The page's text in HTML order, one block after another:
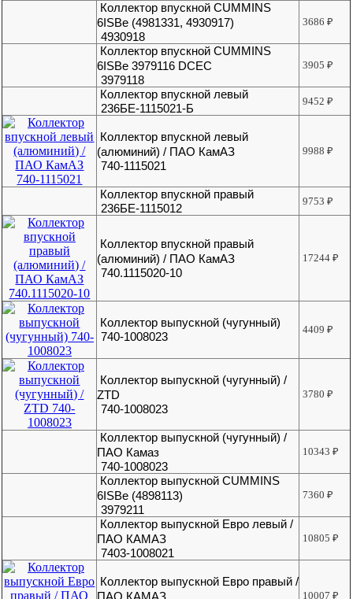
Коллектор впускной CUMMINS
6ISBe (4981331, 4930917)
4930918
3686₽
Коллектор впускной CUMMINS
6ISBe 3979116 DCEC
3979118
3905₽
Коллектор впускной левый
236БЕ-1115021-Б
9452₽
Коллектор впускной левый
(алюминий) / ПАО КамАЗ
740-1115021
9988₽
Коллектор впускной правый
236БЕ-1115012
9753₽
Коллектор впускной правый
(алюминий) / ПАО КамАЗ
740.1115020-10
17244₽
Коллектор выпускной (чугунный)
740-1008023
4409₽
Коллектор выпускной (чугунный) /
ZTD
740-1008023
3780₽
Коллектор выпускной (чугунный) /
ПАО Камаз
740-1008023
10343₽
Коллектор выпускной CUMMINS
6ISBe (4898113)
3979211
7360₽
Коллектор выпускной Евро левый /
ПАО КАМАЗ
7403-1008021
10805₽
Коллектор выпускной Евро правый /
10007₽